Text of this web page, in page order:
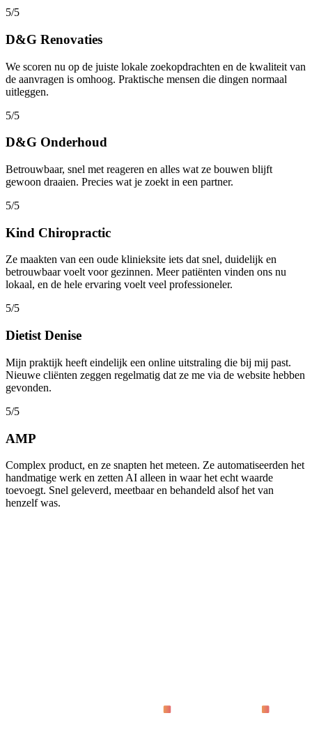
5/5
D&G Renovaties
We scoren nu op de juiste lokale zoekopdrachten en de kwaliteit van
de aanvragen is omhoog. Praktische mensen die dingen normaal
uitleggen.
5/5
D&G Onderhoud
Betrouwbaar, snel met reageren en alles wat ze bouwen blijft
gewoon draaien. Precies wat je zoekt in een partner.
5/5
Kind Chiropractic
Ze maakten van een oude klinieksite iets dat snel, duidelijk en
betrouwbaar voelt voor gezinnen. Meer patiënten vinden ons nu
lokaal, en de hele ervaring voelt veel professioneler.
5/5
Dietist Denise
Mijn praktijk heeft eindelijk een online uitstraling die bij mij past.
Nieuwe cliënten zeggen regelmatig dat ze me via de website hebben
gevonden.
5/5
AMP
Complex product, en ze snapten het meteen. Ze automatiseerden het
handmatige werk en zetten AI alleen in waar het echt waarde
toevoegt. Snel geleverd, meetbaar en behandeld alsof het van
henzelf was.